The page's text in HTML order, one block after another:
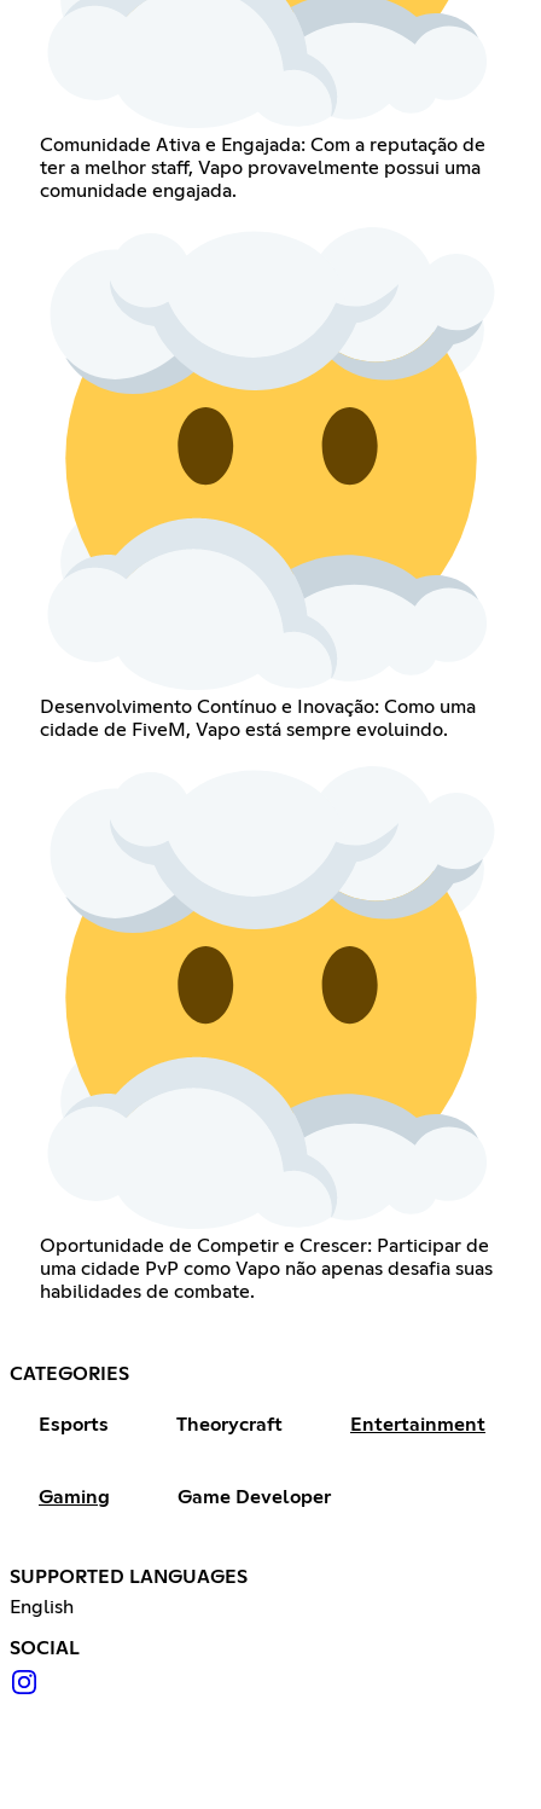
Comunidade Ativa e Engajada: Com a reputação de
ter a melhor staff, Vapo provavelmente possui uma
comunidade engajada.
Desenvolvimento Contínuo e Inovação: Como uma
cidade de FiveM, Vapo está sempre evoluindo.
Oportunidade de Competir e Crescer: Participar de
uma cidade PvP como Vapo não apenas desafia suas
habilidades de combate.
CATEGORIES
Esports Theorycraft Entertainment
Gaming Game Developer
SUPPORTED LANGUAGES
English
SOCIAL